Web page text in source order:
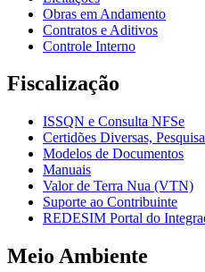
Obras em Andamento
Contratos e Aditivos
Controle Interno
Fiscalização
ISSQN e Consulta NFSe
Certidões Diversas,
Modelos de Documentos
Manuais
Valor de Terra Nua (VTN)
Suporte ao Contribuinte
REDESIM Portal do
Meio Ambiente